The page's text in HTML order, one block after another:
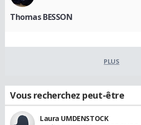
Thomas BESSON
PLUS
Vous recherchez peut-être
Laura UMDENSTOCK